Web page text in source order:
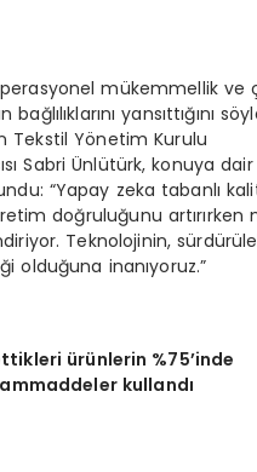
mükemmellik ve
yansıttığını
Tekstil Yönetim Kurulu
Sabri Ünlütürk, konuya
“Yapay zeka tabanlı
doğruluğunu artırırken
Teknolojinin,
olduğuna inanıyoruz.”
ürünlerin %75’inde
kullandı